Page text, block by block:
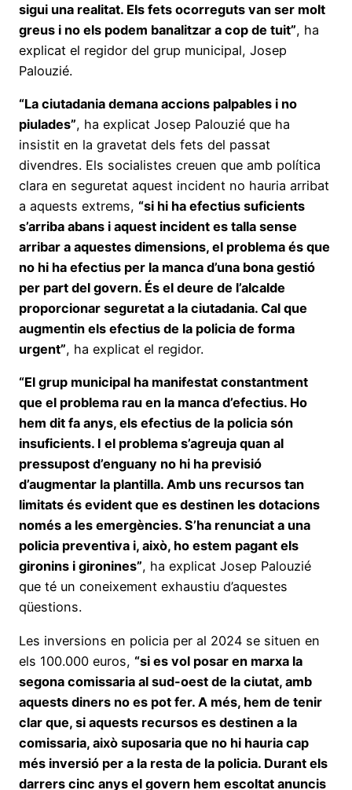
sigui una realitat. Els fets ocorreguts van ser molt
greus i no els podem banalitzar a cop de tuit”, ha
explicat el regidor del grup municipal, Josep
Palouzié.
“La ciutadania demana accions palpables i no
piulades”, ha explicat Josep Palouzié que ha
insistit en la gravetat dels fets del passat
divendres. Els socialistes creuen que amb política
clara en seguretat aquest incident no hauria arribat
a aquests extrems, “si hi ha efectius suficients
s’arriba abans i aquest incident es talla sense
arribar a aquestes dimensions, el problema és que
no hi ha efectius per la manca d’una bona gestió
per part del govern. És el deure de l’alcalde
proporcionar seguretat a la ciutadania. Cal que
augmentin els efectius de la policia de forma
urgent”, ha explicat el regidor.
“El grup municipal ha manifestat constantment
que el problema rau en la manca d’efectius. Ho
hem dit fa anys, els efectius de la policia són
insuficients. I el problema s’agreuja quan al
pressupost d’enguany no hi ha previsió
d’augmentar la plantilla. Amb uns recursos tan
limitats és evident que es destinen les dotacions
només a les emergències. S’ha renunciat a una
policia preventiva i, això, ho estem pagant els
gironins i gironines”, ha explicat Josep Palouzié
que té un coneixement exhaustiu d’aquestes
qüestions.
Les inversions en policia per al 2024 se situen en
els 100.000 euros, “si es vol posar en marxa la
segona comissaria al sud-oest de la ciutat, amb
aquests diners no es pot fer. A més, hem de tenir
clar que, si aquests recursos es destinen a la
comissaria, això suposaria que no hi hauria cap
més inversió per a la resta de la policia. Durant els
darrers cinc anys el govern hem escoltat anuncis